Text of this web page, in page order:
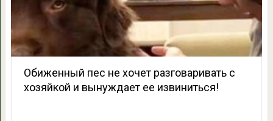
Обиженный пес не хочет разговаривать с
хозяйкой и вынуждает ее извиниться!